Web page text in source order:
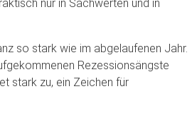
nur in Sachwerten und in
so stark wie im abgelaufenen Jahr.
Rezessionsängste
stark zu, ein Zeichen für